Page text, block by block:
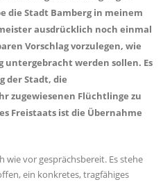
die Stadt Bamberg in meinem
ausdrücklich noch einmal
Vorschlag vorzulegen, wie
werden sollen. Es
der Stadt, die
zugewiesenen Flüchtlinge zu
Freistaats ist die Übernahme
wie vor gesprächsbereit. Es stehe
ein konkretes, tragfähiges